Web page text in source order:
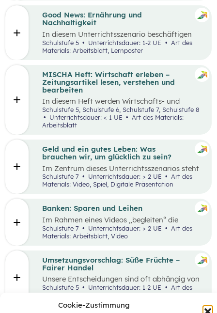
Cookie-Zustimmung
Betriebserkundung.
Good News: Ernährung und
Nachhaltigkeit
In diesem Unterrichtsszenario beschäftigen
sich die Schüler:innen mit positiven
Nachrichten und Beispielen aus dem
Themenbereich „Ernährung und
Handlungsoptionen für den Alltag offenzulegen,
zu diskutieren und in einer abschließenden
Portfolioaufgabe kreativ zu bearbeiten.
Schulstufe 5 Unterrichtsdauer: 1-2 UE
Materials: Arbeitsblatt, Lernposter
MISCHA Heft: Wirtschaft erleben –
Zeitungsartikel lesen, verstehen und
bearbeiten
In diesem Heft werden Wirtschafts- und
Lesekompetenz miteinander verknüpft.Schulstufe 5, Schulstufe 6, Schulstufe 7, Schulstufe 8
Unterrichtsdauer: < 1 UE
Arbeitsblatt
Geld und ein gutes Leben: Was
brauchen wir, um glücklich zu sein?
Im Zentrum dieses Unterrichtsszenarios steht
das Planspiel „Nervus Rerum“, welches den
finanziellen Spielraum als Faktor für ein gutes
Zusammenhang zwischen Geld und einem
guten Leben bewerten.
Schulstufe 7 Unterrichtsdauer: > 2 UE
Art des
Materials: Video, Spiel, Digitale Präsentation
Banken: Sparen und Leihen
Im Rahmen eines Videos „begleiten“ die
Schüler:innen eine jugendliche Person bei der
Erledigung alltäglicher Bankgeschäfte und
bekommen so einen ersten Überblick, welche
anschließenden Laufdiktat wird das erworbene
Wissen gefestigt.
Schulstufe 7 Unterrichtsdauer: > 2 UE
Materials: Arbeitsblatt, Video
Umsetzungsvorschlag: Süße Früchte –
Fairer Handel
Unsere Entscheidungen sind oft abhängig von
Entscheidungen, die andere Menschen davor
getroffen haben. Wenn wir zum Beispiel
einkaufen gehen, können wir nur Waren
kaufen, die auch Unternehmen vorher
Schulstufe 5 Unterrichtsdauer: 1-2 UE
Art des
Materials: